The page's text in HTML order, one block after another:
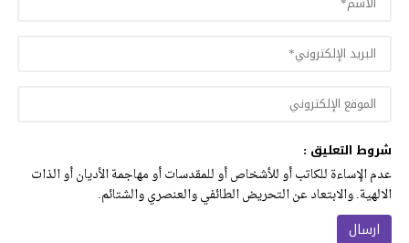
شروط التعليق :
عدم الإساءة للكاتب أو للأشخاص أو للمقدسات أو مهاجمة الأديان أو الذات
الالهية. والابتعاد عن التحريض الطائفي والعنصري والشتائم.